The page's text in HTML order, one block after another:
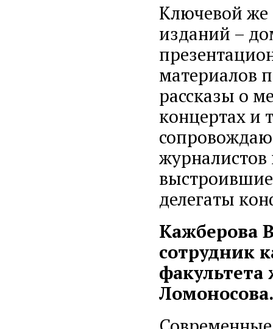
Ключевой же
изданий –
материалов
рассказы о
концертах и
журналистов
делегаты
Кажберова
сотрудник
Ломоносова.